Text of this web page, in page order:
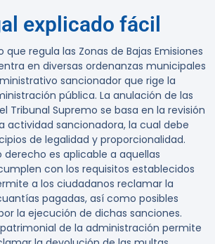
explicado fácil
regula las Zonas de Bajas Emisiones
en diversas ordenanzas municipales
sancionador que rige la
pública. La anulación de las
Tribunal Supremo se basa en la revisión
actividad sancionadora, la cual debe
de legalidad y proporcionalidad.
derecho es aplicable a aquellas
con los requisitos establecidos
a los ciudadanos reclamar la
pagadas, así como posibles
la ejecución de dichas sanciones.
de la administración permite